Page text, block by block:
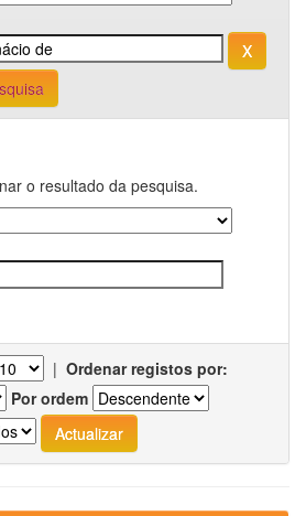
o resultado da pesquisa.
| Ordenar registos por:
Por ordem